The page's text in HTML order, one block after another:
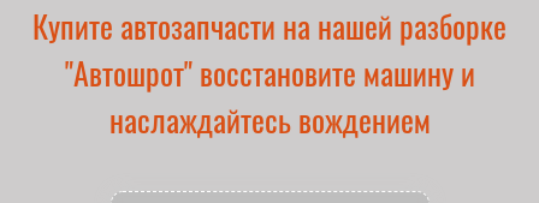
Купите автозапчасти на нашей разборке
"Автошрот" восстановите машину и
наслаждайтесь вождением